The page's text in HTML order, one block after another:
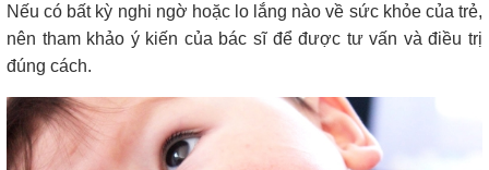
Nếu có bất kỳ nghi ngờ hoặc lo lắng nào về sức khỏe của trẻ,
nên tham khảo ý kiến của bác sĩ để được tư vấn và điều trị
đúng cách.